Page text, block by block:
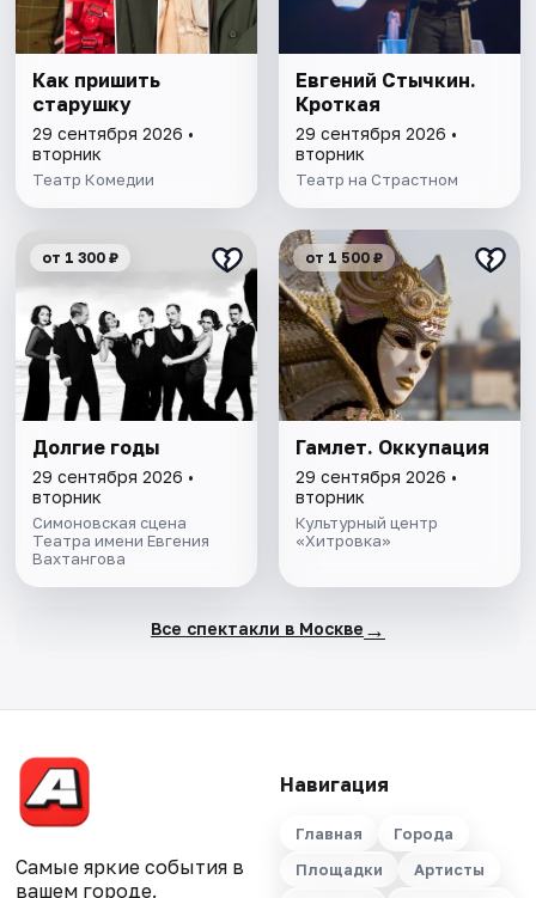
Как пришить
старушку
29 сентября 2026 •
вторник
Театр Комедии
Евгений Стычкин.
Кроткая
29 сентября 2026 •
вторник
Театр на Страстном
от 1 300 ₽
Долгие годы
29 сентября 2026 •
вторник
Симоновская сцена
Театра имени Евгения
Вахтангова
от 1 500 ₽
Гамлет. Оккупация
29 сентября 2026 •
вторник
Культурный центр
«Хитровка»
Все спектакли в Москве →
Самые яркие события в
вашем городе.
Навигация
Главная
Города
Площадки
Артисты